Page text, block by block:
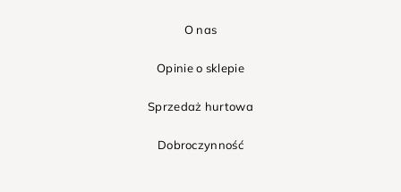
O nas
Opinie o sklepie
Sprzedaż hurtowa
Dobroczynność